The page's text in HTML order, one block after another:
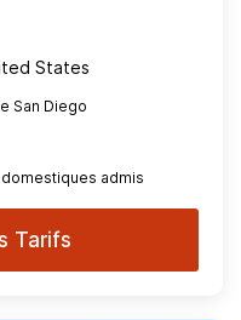
States
San Diego
domestiques admis
Tarifs